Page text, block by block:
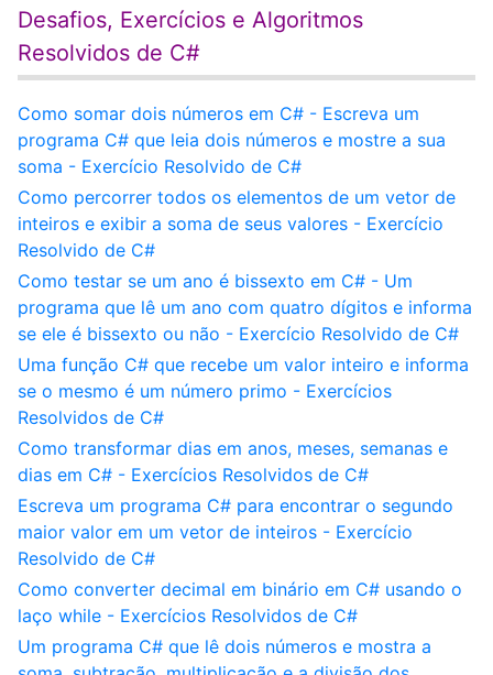
Desafios, Exercícios e Algoritmos
Resolvidos de C#
Como somar dois números em C# - Escreva um
programa C# que leia dois números e mostre a sua
soma - Exercício Resolvido de C#
Como percorrer todos os elementos de um vetor de
inteiros e exibir a soma de seus valores - Exercício
Resolvido de C#
Como testar se um ano é bissexto em C# - Um
programa que lê um ano com quatro dígitos e informa
se ele é bissexto ou não - Exercício Resolvido de C#
Uma função C# que recebe um valor inteiro e informa
se o mesmo é um número primo - Exercícios
Resolvidos de C#
Como transformar dias em anos, meses, semanas e
dias em C# - Exercícios Resolvidos de C#
Escreva um programa C# para encontrar o segundo
maior valor em um vetor de inteiros - Exercício
Resolvido de C#
Como converter decimal em binário em C# usando o
laço while - Exercícios Resolvidos de C#
Um programa C# que lê dois números e mostra a